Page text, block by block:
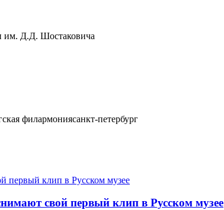
им. Д.Д. Шостаковича
филармониясанкт-петербург
свой первый клип в Русском музее